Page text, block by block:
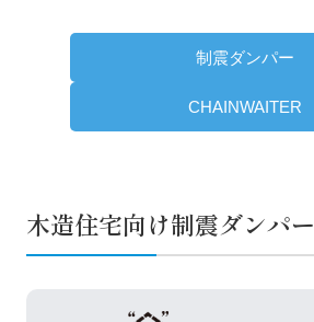
制震ダンパー
CHAINWAITER
木造住宅向け制震ダンパー